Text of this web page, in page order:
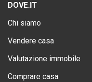
DOVE.IT
Chi siamo
Vendere casa
Valutazione immobile
Comprare casa